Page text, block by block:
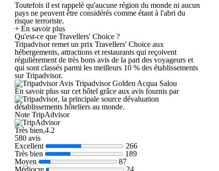
Toutefois il est rappelé qu'aucune région du monde ni aucun
pays ne peuvent être considérés comme étant à l'abri du
risque terroriste.
+ En savoir plus
Qu'est-ce que Travellers' Choice ?
Tripadvisor remet un prix Travellers' Choice aux
hébergements, attractions et restaurants qui reçoivent
régulièrement de très bons avis de la part des voyageurs et
qui sont classés parmi les meilleurs 10 % des établissements
sur Tripadvisor.
Avis Tripadvisor Golden Acqua Salou
En savoir plus sur cet hôtel grâce aux avis fournis par
, la principale source dévaluation
détablissements hôteliers au monde.
Note TripAdvisor
Très bien,4.2
580 avis
Excellent
266
Très bien
189
Moyen
87